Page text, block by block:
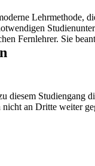
Lehrmethode,
Fernlehrer. Sie
diesem
an Dritte weiter